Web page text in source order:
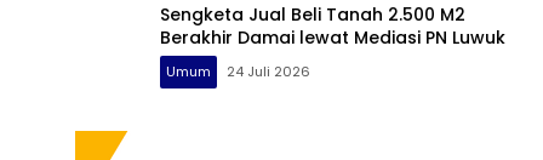
Sengketa Jual Beli Tanah 2.500 M2
Berakhir Damai lewat Mediasi PN Luwuk
Umum 24 Juli 2026